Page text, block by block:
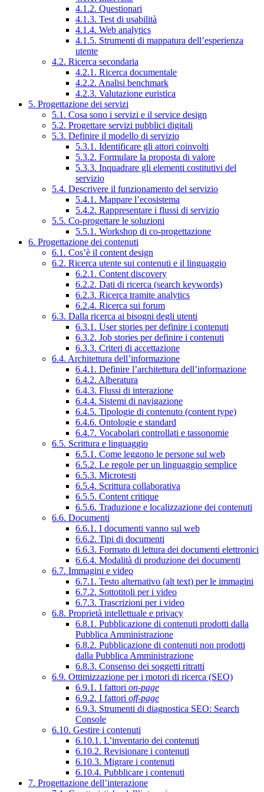
4.1.2. Questionari
4.1.3. Test di usabilità
4.1.4. Web analytics
4.1.5. Strumenti di mappatura dell’esperienza
utente
4.2. Ricerca secondaria
4.2.1. Ricerca documentale
4.2.2. Analisi benchmark
4.2.3. Valutazione euristica
5. Progettazione dei servizi
5.1. Cosa sono i servizi e il service design
5.2. Progettare servizi pubblici digitali
5.3. Definire il modello di servizio
5.3.1. Identificare gli attori coinvolti
5.3.2. Formulare la proposta di valore
5.3.3. Inquadrare gli elementi costitutivi del
servizio
5.4. Descrivere il funzionamento del servizio
5.4.1. Mappare l’ecosistema
5.4.2. Rappresentare i flussi di servizio
5.5. Co-progettare le soluzioni
5.5.1. Workshop di co-progettazione
6. Progettazione dei contenuti
6.1. Cos’è il content design
6.2. Ricerca utente sui contenuti e il linguaggio
6.2.1. Content discovery
6.2.2. Dati di ricerca (search keywords)
6.2.3. Ricerca tramite analytics
6.2.4. Ricerca sui forum
6.3. Dalla ricerca ai bisogni degli utenti
6.3.1. User stories per definire i contenuti
6.3.2. Job stories per definire i contenuti
6.3.3. Criteri di accettazione
6.4. Architettura dell’informazione
6.4.1. Definire l’architettura dell’informazione
6.4.2. Alberatura
6.4.3. Flussi di interazione
6.4.4. Sistemi di navigazione
6.4.5. Tipologie di contenuto (content type)
6.4.6. Ontologie e standard
6.4.7. Vocabolari controllati e tassonomie
6.5. Scrittura e linguaggio
6.5.1. Come leggono le persone sul web
6.5.2. Le regole per un linguaggio semplice
6.5.3. Microtesti
6.5.4. Scrittura collaborativa
6.5.5. Content critique
6.5.6. Traduzione e localizzazione dei contenuti
6.6. Documenti
6.6.1. I documenti vanno sul web
6.6.2. Tipi di documenti
6.6.3. Formato di lettura dei documenti elettronici
6.6.4. Modalità di produzione dei documenti
6.7. Immagini e video
6.7.1. Testo alternativo (alt text) per le immagini
6.7.2. Sottotitoli per i video
6.7.3. Trascrizioni per i video
6.8. Proprietà intellettuale e privacy
6.8.1. Pubblicazione di contenuti prodotti dalla
Pubblica Amministrazione
6.8.2. Pubblicazione di contenuti non prodotti
dalla Pubblica Amministrazione
6.8.3. Consenso dei soggetti ritratti
6.9. Ottimizzazione per i motori di ricerca (SEO)
6.9.1. I fattori on-page
6.9.2. I fattori off-page
6.9.3. Strumenti di diagnostica SEO: Search
Console
6.10. Gestire i contenuti
6.10.1. L’inventario dei contenuti
6.10.2. Revisionare i contenuti
6.10.3. Migrare i contenuti
6.10.4. Pubblicare i contenuti
7. Progettazione dell’interazione